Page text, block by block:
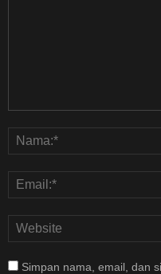
Simpan nama, email, dan